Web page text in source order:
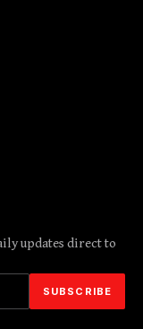
updates direct to